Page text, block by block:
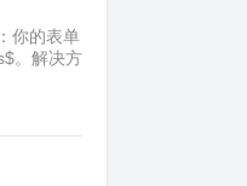
你的表单
。解决方